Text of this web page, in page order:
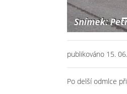
publikováno 15.
Po delší odmlce